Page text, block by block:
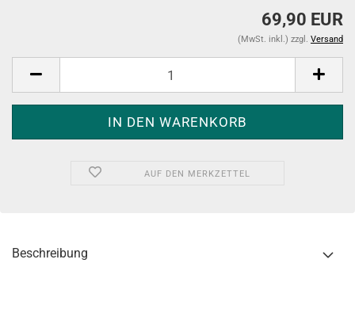
69,90 EUR
(MwSt. inkl.) zzgl. Versand
AUF DEN MERKZETTEL
Beschreibung